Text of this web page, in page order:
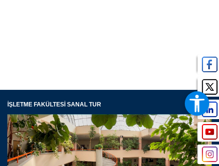
İŞLETME FAKÜLTESİ SANAL TUR